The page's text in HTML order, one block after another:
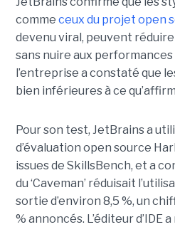
comme ceux du projet open
devenu viral, peuvent
sans nuire aux performances
l’entreprise a constaté que
bien inférieures à ce
Pour son test, JetBrains a
d’évaluation open source
issues de SkillsBench, et a
du ‘Caveman’ réduisait
sortie d’environ 8,5 %, un
% annoncés. L’éditeur d’IDE